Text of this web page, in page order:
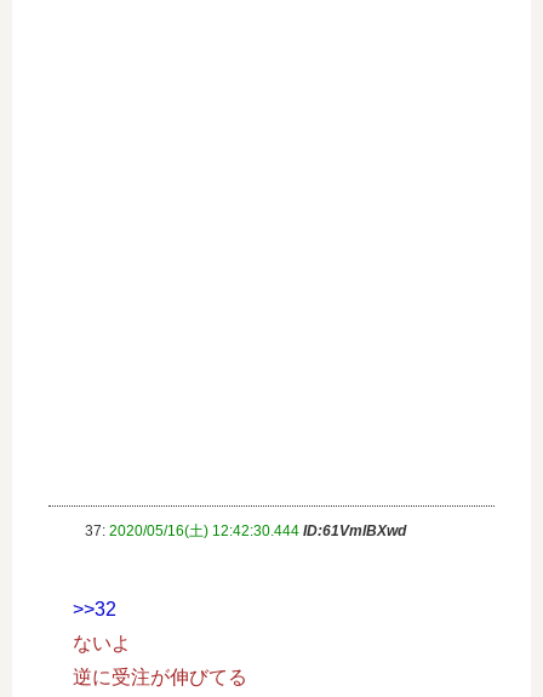
37: 2020/05/16(土) 12:42:30.444 ID:61VmlBXwd
>>32
ないよ
逆に受注が伸びてる